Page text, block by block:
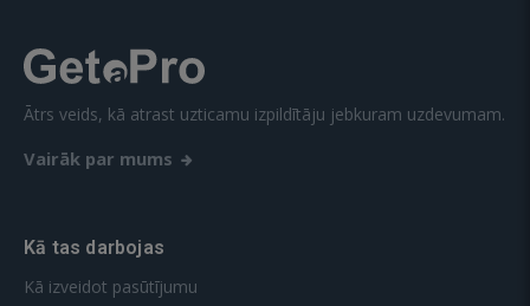
Ātrs veids, kā atrast uzticamu izpildītāju jebkuram uzdevumam.
Vairāk par mums
Kā tas darbojas
Kā izveidot pasūtījumu